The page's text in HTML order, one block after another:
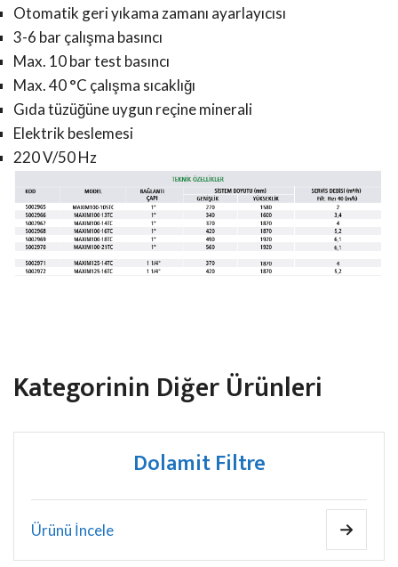
Otomatik geri yıkama zamanı ayarlayıcısı
3-6 bar çalışma basıncı
Max. 10 bar test basıncı
Max. 40 °C çalışma sıcaklığı
Gıda tüzüğüne uygun reçine minerali
Elektrik beslemesi
220 V/50 Hz
Kategorinin Diğer Ürünleri
Dolamit Filtre
Ürünü İncele